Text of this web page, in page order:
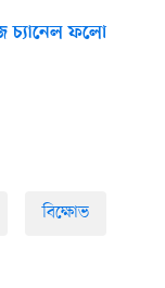
চ্যানেল ফলো
বিক্ষোভ